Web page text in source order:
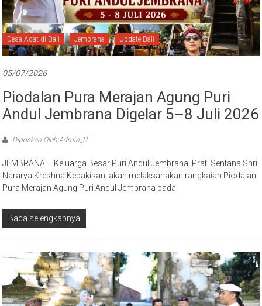
Desa Adat di Bali Jembrana Update Bali
05/07/2026
Piodalan Pura Merajan Agung Puri
Andul Jembrana Digelar 5–8 Juli 2026
Diposkan Oleh:Admin_IT
JEMBRANA – Keluarga Besar Puri Andul Jembrana, Prati Sentana Shri
Nararya Kreshna Kepakisan, akan melaksanakan rangkaian Piodalan
Pura Merajan Agung Puri Andul Jembrana pada
Baca selengkapnya